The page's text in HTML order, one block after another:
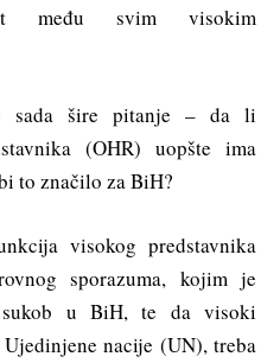
među svim visokim
sada šire pitanje – da li
(OHR) uopšte ima
to značilo za BiH?
visokog predstavnika
sporazuma, kojim je
u BiH, te da visoki
nacije (UN), treba